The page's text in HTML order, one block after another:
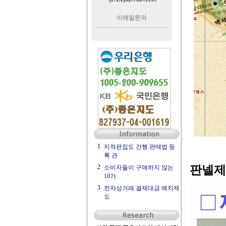
이메일문의
1 지적편집도 간행.판매법 등
록 관
2 소비자들이 구매하지 않는
10가
3 전자상거래 결제대금 예치제
도
판넬